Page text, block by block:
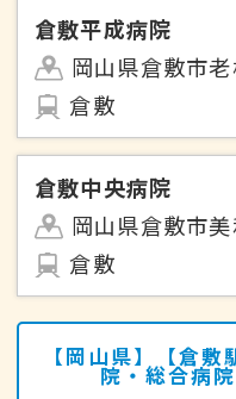
倉敷平成病院
岡山県倉敷市
倉敷
倉敷中央病院
岡山県倉敷市
倉敷
【岡山県】【倉
院・総合病